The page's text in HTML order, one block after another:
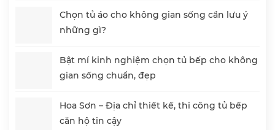
Chọn tủ áo cho không gian sống cần lưu ý
những gì?
Bật mí kinh nghiệm chọn tủ bếp cho không
gian sống chuẩn, đẹp
Hoa Sơn – Địa chỉ thiết kế, thi công tủ bếp
căn hộ tin cậy